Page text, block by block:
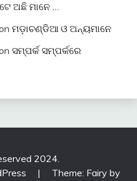
ଅଛି ମାନେ …
ମଡ଼ାଚଣ୍ଡିଆ ଓ ଅନ୍ୟମାନେ
ସମ୍ପର୍କ ସମ୍ପର୍କରେ
2024.
|
Theme: Fairy by